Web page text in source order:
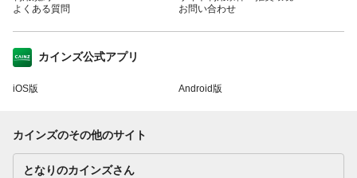
よくある質問
お問い合わせ
カインズ公式アプリ
iOS版 Android版
カインズのその他のサイト
となりのカインズさん